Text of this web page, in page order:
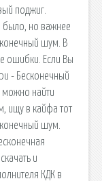
поджиг.
было, но важнее
шум. В
ошибки. Если Вы
- Бесконечный
можно найти
ищу в кайфа тот
шум.
и
КДК в